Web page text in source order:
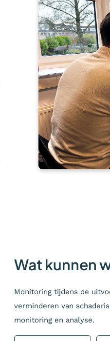
Wat kunnen
Monitoring tijdens de
verminderen van
monitoring en analyse.